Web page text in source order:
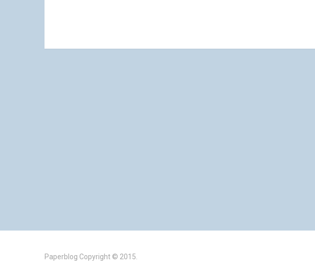
Paperblog Copyright © 2015.